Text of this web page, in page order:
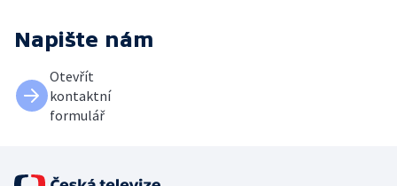
Napište nám
Otevřít
kontaktní
formulář